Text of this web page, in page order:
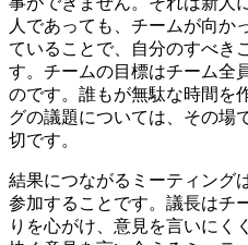
人であっても、チームが向か
ていることで、自分のすべき
す。チームの目標はチーム全
のです。誰もが無駄な時間を
グの議題については、その場
切です。
結果につながるミーティング
参加することです。議長はチ
りを心がけ、意見を言いにく